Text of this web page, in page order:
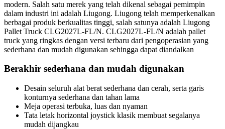
modern. Salah satu merek yang telah dikenal sebagai pemimpin
dalam industri ini adalah Liugong. Liugong telah memperkenalkan
berbagai produk berkualitas tinggi, salah satunya adalah Liugong
Pallet Truck CLG2027L-FL/N. CLG2027L-FL/N adalah pallet
truck yang ringkas dengan versi terbaru dari pengoperasian yang
sederhana dan mudah digunakan sehingga dapat diandalkan
Berakhir sederhana dan mudah digunakan
Desain seluruh alat berat sederhana dan cerah, serta garis
konturnya sederhana dan tahan lama
Meja operasi terbuka, luas dan nyaman
Tata letak horizontal joystick klasik membuat segalanya
mudah dijangkau